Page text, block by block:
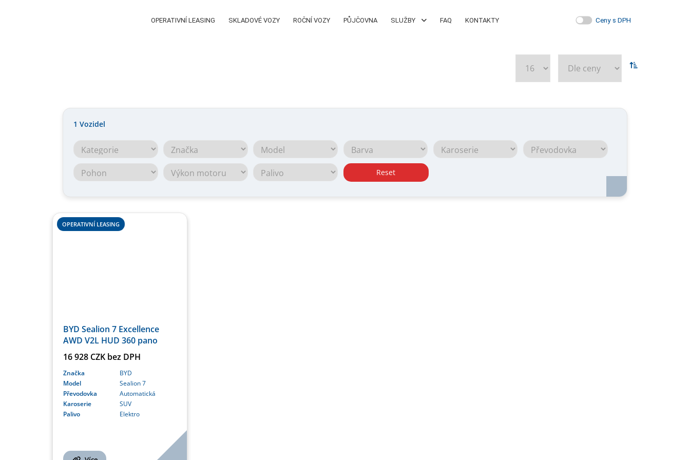
OPERATIVNÍ LEASING SKLADOVÉ VOZY ROČNÍ VOZY PŮJČOVNA SLUŽBY FAQ KONTAKTY Ceny s DPH
1 Vozidel
Reset
OPERATIVNÍ LEASING
BYD Sealion 7 Excellence
AWD V2L HUD 360 pano
16 928 CZK bez DPH
Značka
BYD
Model
Sealion 7
Převodovka
Automatická
Karoserie
SUV
Palivo
Elektro